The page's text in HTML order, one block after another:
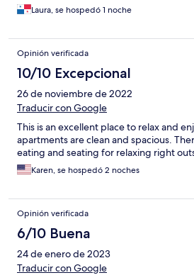
Laura, se hospedó 1 noche
Opinión verificada
10/10 Excepcional
26 de noviembre de 2022
Traducir con Google
This is an excellent place to relax and
apartments are clean and spacious.
eating and seating for relaxing right
Karen, se hospedó 2 noches
Opinión verificada
6/10 Buena
24 de enero de 2023
Traducir con Google